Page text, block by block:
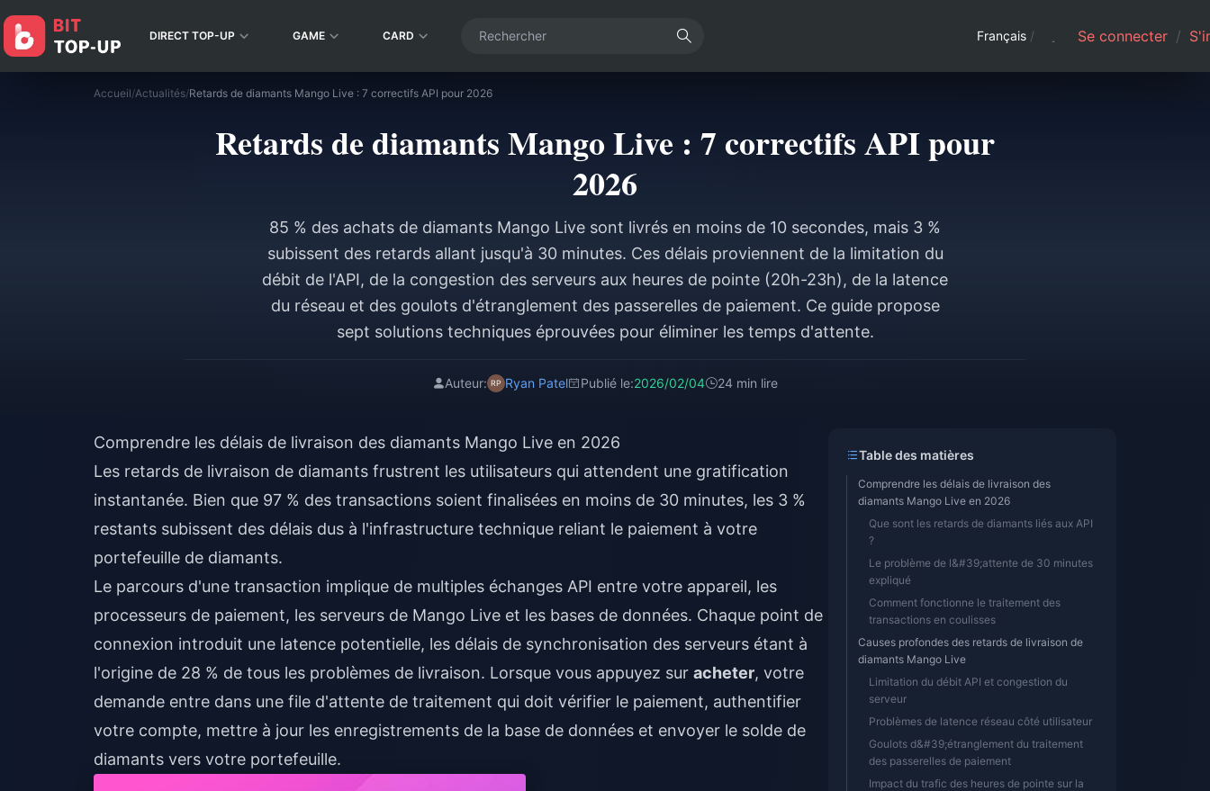
DIRECT TOP-UP GAME CARD Français / Se connecter /
Accueil/Actualités/Retards de diamants Mango Live : 7 correctifs API pour 2026
Retards de diamants Mango Live : 7 correctifs API pour
2026
85 % des achats de diamants Mango Live sont livrés en moins de 10 secondes, mais 3 %
subissent des retards allant jusqu'à 30 minutes. Ces délais proviennent de la limitation du
débit de l'API, de la congestion des serveurs aux heures de pointe (20h-23h), de la latence
du réseau et des goulots d'étranglement des passerelles de paiement. Ce guide propose
sept solutions techniques éprouvées pour éliminer les temps d'attente.
Auteur: Ryan Patel Publié le:2026/02/04 24 min lire
Comprendre les délais de livraison des diamants Mango Live en 2026
Les retards de livraison de diamants frustrent les utilisateurs qui attendent une gratification
instantanée. Bien que 97 % des transactions soient finalisées en moins de 30 minutes, les 3 %
restants subissent des délais dus à l'infrastructure technique reliant le paiement à votre
portefeuille de diamants.
Le parcours d'une transaction implique de multiples échanges API entre votre appareil, les
processeurs de paiement, les serveurs de Mango Live et les bases de données. Chaque point de
connexion introduit une latence potentielle, les délais de synchronisation des serveurs étant à
l'origine de 28 % de tous les problèmes de livraison. Lorsque vous appuyez sur acheter, votre
demande entre dans une file d'attente de traitement qui doit vérifier le paiement, authentifier
votre compte, mettre à jour les enregistrements de la base de données et envoyer le solde de
diamants vers votre portefeuille.
Table des matières
Comprendre les délais de livraison des
diamants Mango Live en 2026
Que sont les retards de diamants liés aux API
?
Le problème de l&#39;attente de 30 minutes
expliqué
Comment fonctionne le traitement des
transactions en coulisses
Causes profondes des retards de livraison de
diamants Mango Live
Limitation du débit API et congestion du
serveur
Problèmes de latence réseau côté utilisateur
Goulots d&#39;étranglement du traitement
des passerelles de paiement
Impact du trafic des heures de pointe sur la